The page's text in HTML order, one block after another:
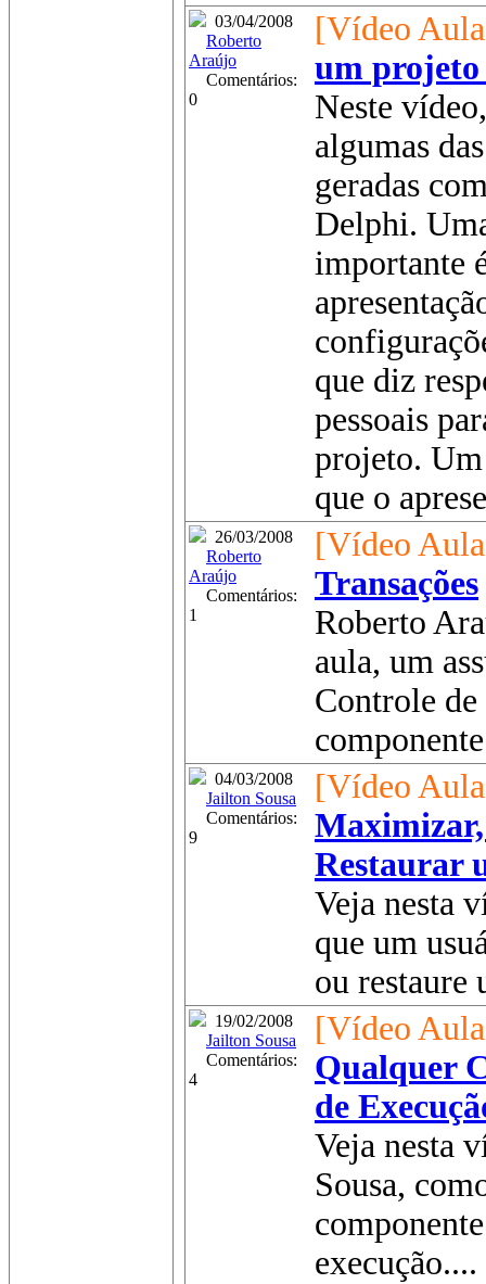
03/04/2008
Roberto
Araújo
Comentários:
0
[Vídeo
um
Neste
algumas
geradas
Delphi.
importante
que diz
pessoais
projeto.
que o
26/03/2008
Roberto
Araújo
Comentários:
1
[Vídeo
Transações
Roberto
aula, um
Controle
04/03/2008
Jailton Sousa
Comentários:
9
[Vídeo
Restaurar
Veja nesta
que um
ou restaure
19/02/2008
Jailton Sousa
Comentários:
4
[Vídeo
Qualquer
de
Veja nesta
Sousa,
execução....